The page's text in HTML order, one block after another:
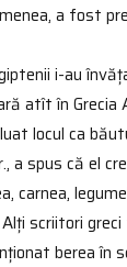
a fost
i-au
atît în Grecia
locul ca
a spus că el
carnea,
scriitori
berea în